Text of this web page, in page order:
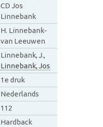
CD Jos
Linnebank
H. Linnebank-
van Leeuwen
Linnebank, J.,
Linnebank, Jos
1e druk
Nederlands
112
Hardback